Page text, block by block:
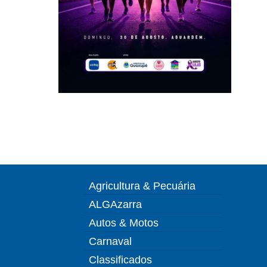
Agricultura & Pecuária
ALGAzarra
Autos & Motos
Carnaval
Classificados